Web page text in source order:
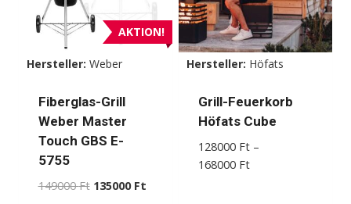
Die
Optionen
können
auf
der
Produktseite
werden
AKTION!
Hersteller: Weber
Fiberglas-Grill
Weber Master
Touch GBS E-
5755
149000Ft Ursprünglicher
135000 FtAktueller
Hersteller: Höfats
Grill-Feuerkorb
Höfats Cube
128000 Ft –
168000 FtPreisspanne: